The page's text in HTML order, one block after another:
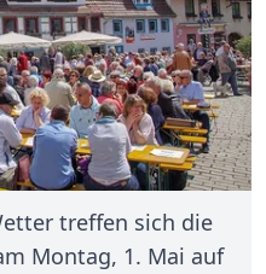
treffen sich die
Montag, 1. Mai auf